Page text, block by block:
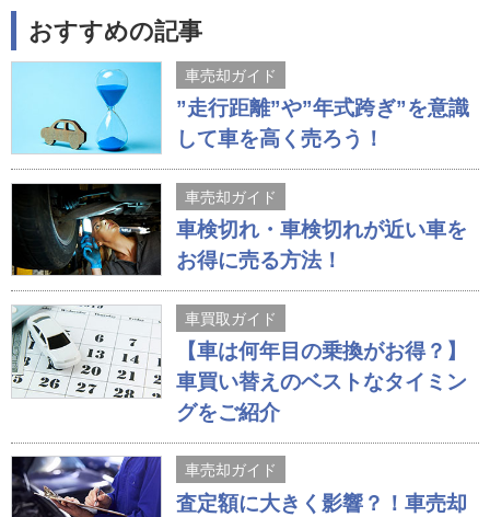
おすすめの記事
車売却ガイド
”走行距離”や”年式跨ぎ”を意識
して車を高く売ろう！
車売却ガイド
車検切れ・車検切れが近い車を
お得に売る方法！
車買取ガイド
【車は何年目の乗換がお得？】
車買い替えのベストなタイミン
グをご紹介
車売却ガイド
査定額に大きく影響？！車売却